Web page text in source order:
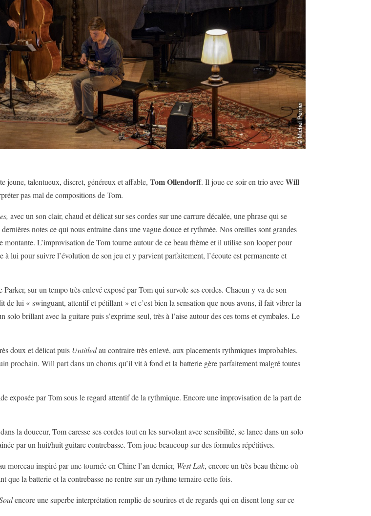
jeune, talentueux, discret, généreux et affable,Tom Ollendorff. Il joue ce soir en trio avecWill
pas mal de compositions de Tom.
avec un son clair, chaud et délicat sur ses cordes sur une carrure décalée, une phrase qui se
notes ce qui nous entraine dans une vague douce et rythmée. Nos oreilles sont grandes
L’improvisation de Tom tourne autour de ce beau thème et il utilise son looper pour
lui pour suivre l’évolution de son jeu et y parvient parfaitement, l’écoute est permanente et
Parker, sur un tempo très enlevé exposé par Tom qui survole ses cordes. Chacun y va de son
lui « swinguant, attentif et pétillant » et c’est bien la sensation que nous avons, il fait vibrer la
brillant avec la guitare puis s’exprime seul, très à l’aise autour des ces toms et cymbales. Le
doux et délicat puis Untitledau contraire très enlevé, aux placements rythmiques improbables.
prochain. Will part dans un chorus qu’il vit à fond et la batterie gère parfaitement malgré toutes
exposée par Tom sous le regard attentif de la rythmique. Encore une improvisation de la part de
la douceur, Tom caresse ses cordes tout en les survolant avec sensibilité, se lance dans un solo
par un huit/huit guitare contrebasse. Tom joue beaucoup sur des formules répétitives.
morceau inspiré par une tournée en Chine l’an dernier, West Lak, encore un très beau thème où
la batterie et la contrebasse ne rentre sur un rythme ternaire cette fois.
encore une superbe interprétation remplie de sourires et de regards qui en disent long sur ce